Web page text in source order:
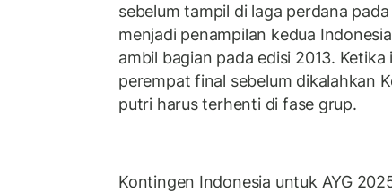
sebelum tampil di laga perdana
menjadi penampilan kedua
ambil bagian pada edisi 2013.
perempat final sebelum dikalahkan
putri harus terhenti di fase grup.
Kontingen Indonesia untuk AYG